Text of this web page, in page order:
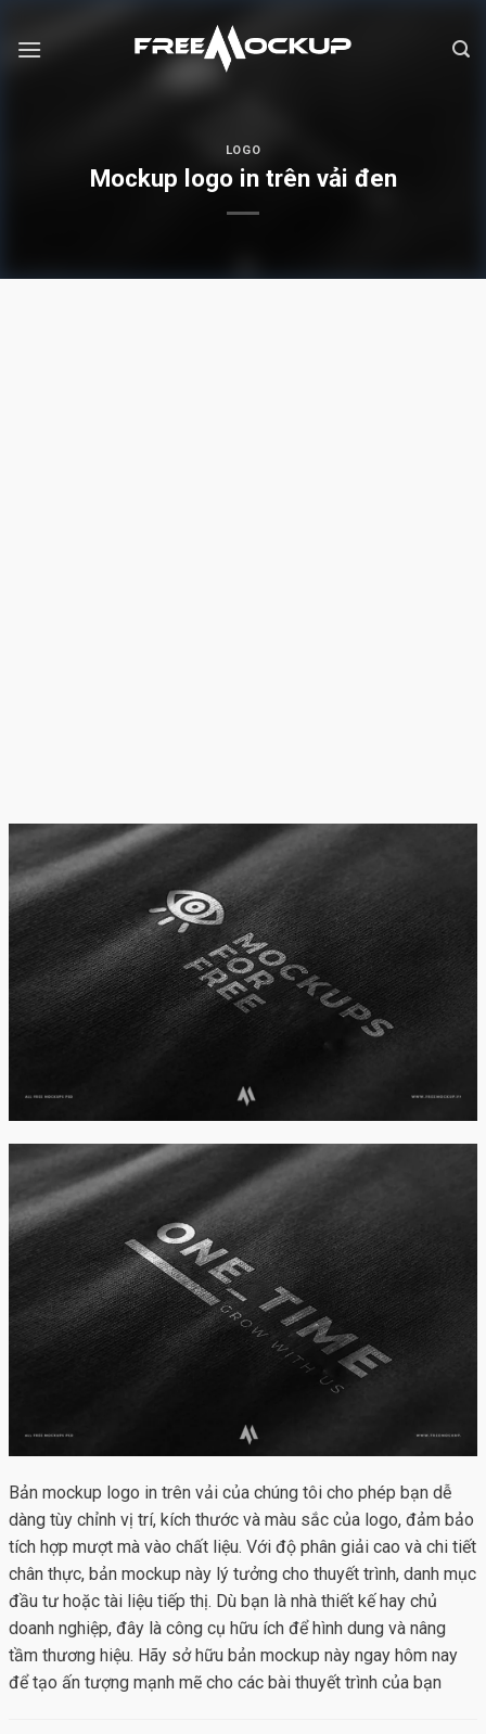
LOGO
Mockup logo in trên vải đen
Bản mockup logo in trên vải của chúng tôi cho phép bạn dễ
dàng tùy chỉnh vị trí, kích thước và màu sắc của logo, đảm bảo
tích hợp mượt mà vào chất liệu. Với độ phân giải cao và chi tiết
chân thực, bản mockup này lý tưởng cho thuyết trình, danh mục
đầu tư hoặc tài liệu tiếp thị. Dù bạn là nhà thiết kế hay chủ
doanh nghiệp, đây là công cụ hữu ích để hình dung và nâng
tầm thương hiệu. Hãy sở hữu bản mockup này ngay hôm nay
để tạo ấn tượng mạnh mẽ cho các bài thuyết trình của bạn